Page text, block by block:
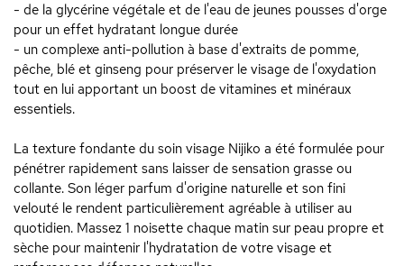
- de la glycérine végétale et de l'eau de jeunes pousses d'orge
pour un effet hydratant longue durée
- un complexe anti-pollution à base d'extraits de pomme,
pêche, blé et ginseng pour préserver le visage de l'oxydation
tout en lui apportant un boost de vitamines et minéraux
essentiels.
La texture fondante du soin visage Nijiko a été formulée pour
pénétrer rapidement sans laisser de sensation grasse ou
collante. Son léger parfum d'origine naturelle et son fini
velouté le rendent particulièrement agréable à utiliser au
quotidien. Massez 1 noisette chaque matin sur peau propre et
sèche pour maintenir l'hydratation de votre visage et